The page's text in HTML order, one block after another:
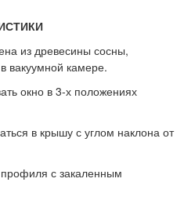
из древесины сосны,
вакуумной камере.
окно в 3-х положениях
в крышу с углом наклона от
с закаленным